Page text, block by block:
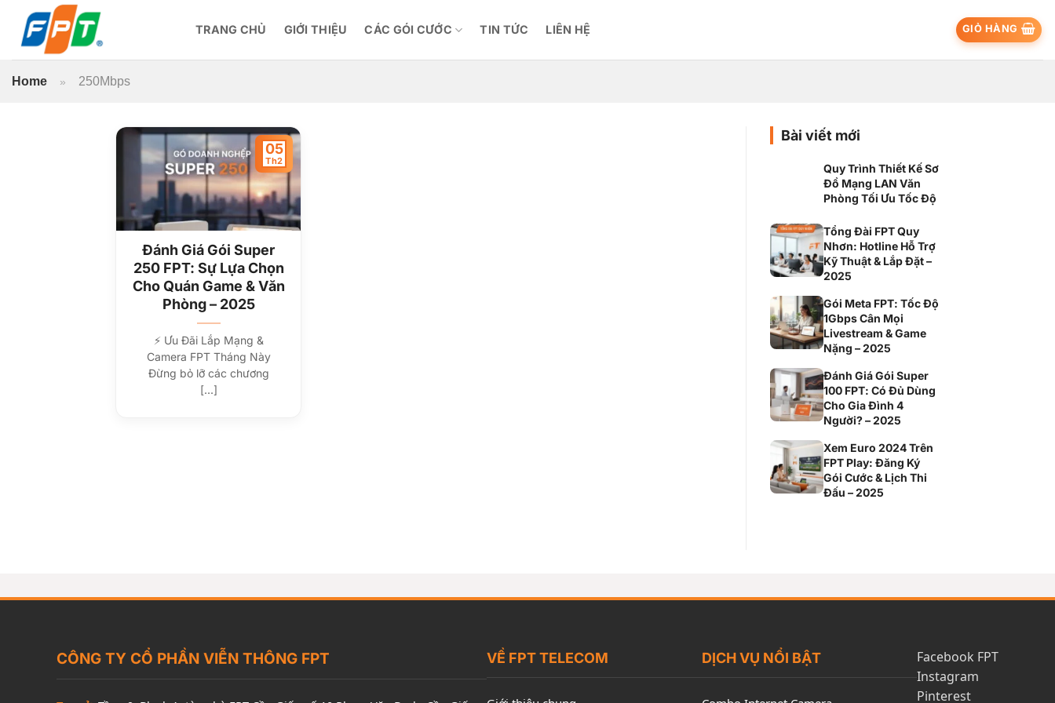
TRANG CHỦ GIỚI THIỆU CÁC GÓI CƯỚC TIN TỨC LIÊN HỆ GIỎ HÀNG
Home » 250Mbps
Đánh Giá Gói Super
250 FPT: Sự Lựa Chọn
Cho Quán Game & Văn
Phòng – 2025
⚡ Ưu Đãi Lắp Mạng &
Camera FPT Tháng Này
Đừng bỏ lỡ các chương
[...]
05
Th2
Bài viết mới
Quy Trình Thiết Kế Sơ
Đồ Mạng LAN Văn
Phòng Tối Ưu Tốc Độ
Tổng Đài FPT Quy
Nhơn: Hotline Hỗ Trợ
Kỹ Thuật & Lắp Đặt –
2025
Gói Meta FPT: Tốc Độ
1Gbps Cân Mọi
Livestream & Game
Nặng – 2025
Đánh Giá Gói Super
100 FPT: Có Đủ Dùng
Cho Gia Đình 4
Người? – 2025
Xem Euro 2024 Trên
FPT Play: Đăng Ký
Gói Cước & Lịch Thi
Đấu – 2025
CÔNG TY CỔ PHẦN VIỄN THÔNG FPT VỀ FPT TELECOM DỊCH VỤ NỔI BẬT
Facebook FPT
Instagram
Pinterest